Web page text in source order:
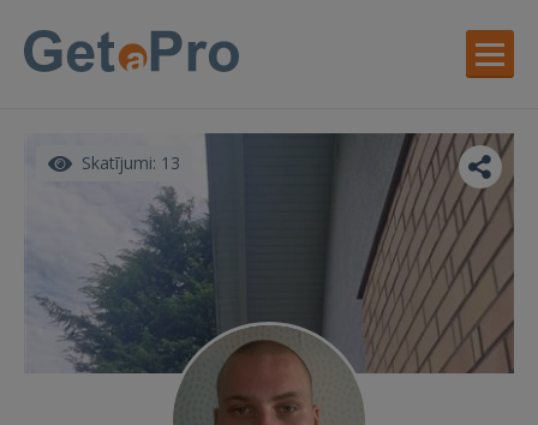
Skatījumi: 13